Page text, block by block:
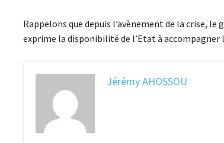
Rappelons que depuis l’avènement de la crise,
exprime la disponibilité de l’Etat à
Jérémy AHOSSOU